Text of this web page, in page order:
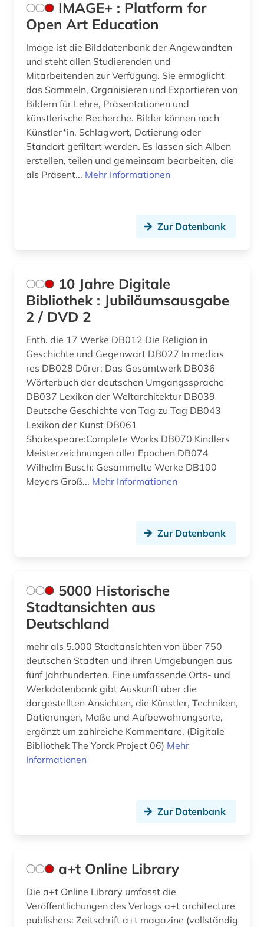
authentizität (1)
automatisierungstechnik (2)
außenanlage (1)
avantgarde (1)
baden-württemberg (1)
barock (1)
bau- und raumordnungsgesetz 1998 (1)
baubetrieb (2)
baudenkmal (4)
bauen im bestand (1)
bauerhaltung (1)
bauforschung (3)
baugerät (1)
baugeräte (1)
baugeschichte (1)
baukosten ausschreibung leistung
bauvergabe freisportanlage außenanlage
baukostenermittlung (1)
baukunst (1)
bauleistung (2)
baumangel (1)
bauordnungsrecht (1)
bauphysik (2)
bauplanung (1)
baupolizei (1)
Litauen (1)
Mittelamerika (1)
Niederlande (2)
Niedersachsen (1)
Nordrhein-Westfalen (1)
Norwegen (2)
Oesterreich (19)
Slowakei (1)
Suedamerika (1)
Tschechische Republik (2)
Tuerkei (1)
Ungarn (1)
IMAGE+ : Platform for
Open Art Education
Image ist die Bilddatenbank der Angewandten
und steht allen Studierenden und
Mitarbeitenden zur Verfügung. Sie ermöglicht
das Sammeln, Organisieren und Exportieren von
Bildern für Lehre, Präsentationen und
künstlerische Recherche. Bilder können nach
Künstler*in, Schlagwort, Datierung oder
Standort gefiltert werden. Es lassen sich Alben
erstellen, teilen und gemeinsam bearbeiten, die
als Präsent... Mehr Informationen
Zur Datenbank
10 Jahre Digitale
Bibliothek : Jubiläumsausgabe
2 / DVD 2
Enth. die 17 Werke DB012 Die Religion in
Geschichte und Gegenwart DB027 In medias
res DB028 Dürer: Das Gesamtwerk DB036
Wörterbuch der deutschen Umgangssprache
DB037 Lexikon der Weltarchitektur DB039
Deutsche Geschichte von Tag zu Tag DB043
Lexikon der Kunst DB061
Shakespeare:Complete Works DB070 Kindlers
Meisterzeichnungen aller Epochen DB074
Wilhelm Busch: Gesammelte Werke DB100
Meyers Groß... Mehr Informationen
Zur Datenbank
5000 Historische
Stadtansichten aus
Deutschland
mehr als 5.000 Stadtansichten von über 750
deutschen Städten und ihren Umgebungen aus
fünf Jahrhunderten. Eine umfassende Orts- und
Werkdatenbank gibt Auskunft über die
dargestellten Ansichten, die Künstler, Techniken,
Datierungen, Maße und Aufbewahrungsorte,
ergänzt um zahlreiche Kommentare. (Digitale
Bibliothek The Yorck Project 06) Mehr
Informationen
Zur Datenbank
a+t Online Library
Die a+t Online Library umfasst die
Veröffentlichungen des Verlags a+t architecture
publishers: Zeitschrift a+t magazine (vollständig